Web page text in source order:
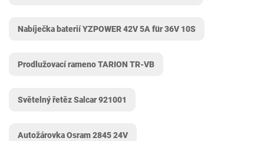
Nabíječka baterií YZPOWER 42V 5A für 36V 10S
Prodlužovací rameno TARION TR-VB
Světelný řetěz Salcar 921001
Autožárovka Osram 2845 24V